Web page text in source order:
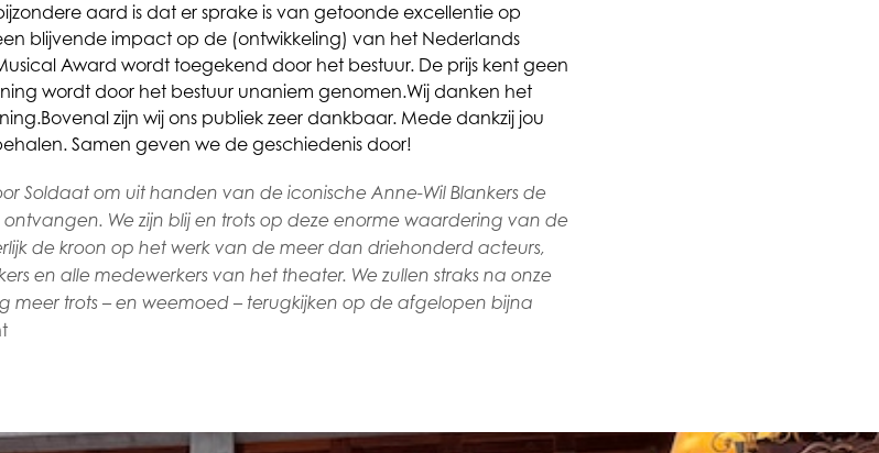
aard is dat er sprake is van getoonde excellentie op
blijvende impact op de (ontwikkeling) van het Nederlands
Award wordt toegekend door het bestuur. De prijs kent geen
wordt door het bestuur unaniem genomen.Wij danken het
zijn wij ons publiek zeer dankbaar. Mede dankzij jou
Samen geven we de geschiedenis door!
Soldaat om uit handen van de iconische Anne-Wil Blankers de
We zijn blij en trots op deze enorme waardering van de
de kroon op het werk van de meer dan driehonderd acteurs,
en alle medewerkers van het theater. We zullen straks na onze
meer trots – en weemoed – terugkijken op de afgelopen bijna